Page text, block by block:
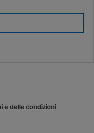
e delle condizioni